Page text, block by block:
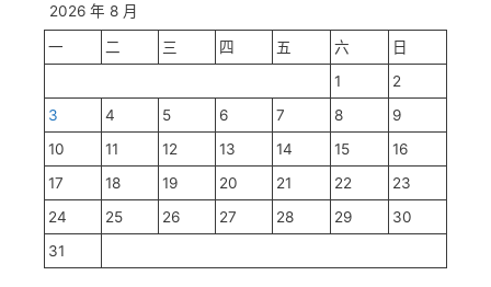
2026 年 8 月
一 二 三 四 五 六
日
1
2
3
4 5 6 7 8
9
10
11 12 13 14 15
16
17
18 19 20 21 22
23
24
25 26 27 28 29
30
31